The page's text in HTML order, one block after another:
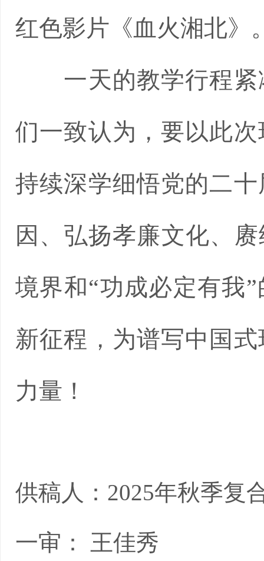
红色影片《血火湘北》
一天的教学行程紧
们一致认为，要以此
持续深学细悟党的二
因、弘扬孝廉文化、
境界和“功成必定有我
新征程，为谱写中国
力量！
供稿人：2025年秋季复
一审： 王佳秀